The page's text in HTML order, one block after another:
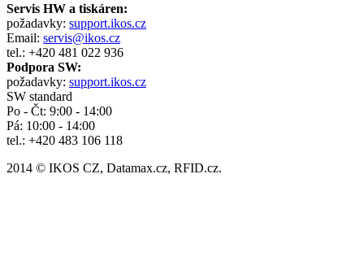
Servis HW a tiskáren:
požadavky: support.ikos.cz
Email: servis@ikos.cz
tel.: +420 481 022 936
Podpora SW:
požadavky: support.ikos.cz
SW standard
Po - Čt: 9:00 - 14:00
Pá: 10:00 - 14:00
tel.: +420 483 106 118
2014 © IKOS CZ, Datamax.cz, RFID.cz.